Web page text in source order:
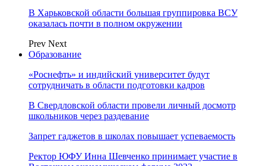
В Харьковской области большая группировка ВСУ
оказалась почти в полном окружении
Prev Next
Образование
«Роснефть» и индийский университет будут
сотрудничать в области подготовки кадров
В Свердловской области провели личный досмотр
школьников через раздевание
Запрет гаджетов в школах повышает успеваемость
Ректор ЮФУ Инна Шевченко принимает участие в